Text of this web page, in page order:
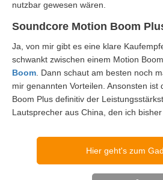
nutzbar gewesen wären.
Soundcore Motion Boom
Ja, von mir gibt es eine klare
schwankt zwischen einem Motion
Boom. Dann schaut am besten noch
mir genannten Vorteilen. Ansonsten ist
Boom Plus definitiv der
Lautsprecher aus China, den ich
Hier geht's zum